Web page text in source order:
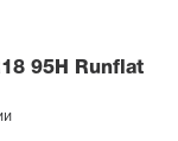
95H Runflat